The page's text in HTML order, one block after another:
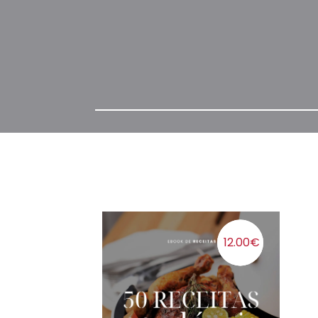
12.00€